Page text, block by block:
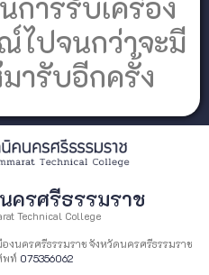
ไปจนกว่าจะมี
ารับอีกครั้ง
ครศรีธรรมราช
Technical College
งนครศรีธรรมราช จังหวัดนครศรีธรรมราช
พท์ 075356062